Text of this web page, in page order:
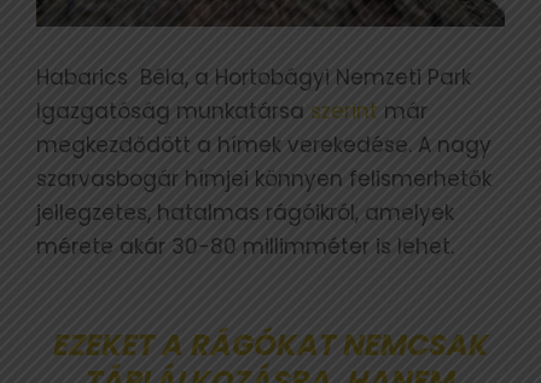
Habarics Béla, a Hortobágyi Nemzeti Park
Igazgatóság munkatársa szerint már
megkezdődött a hímek verekedése. A nagy
szarvasbogár hímjei könnyen felismerhetők
jellegzetes, hatalmas rágóikról, amelyek
mérete akár 30-80 millimméter is lehet.
EZEKET A RÁGÓKAT NEMCSAK